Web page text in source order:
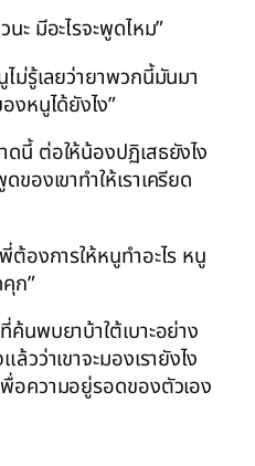
ะ มีอะไรจะพูดไหม”
ม่รู้เลยว่ายาพวกนี้มันมา
งหนูได้ยังไง”
นี้ ต่อให้น้องปฏิเสธยังไง
ของเขาทำให้เราเครียด
ต้องการให้หนูทำอะไร หนู
ก”
ค้นพบยาบ้าใต้เบาะอย่าง
วว่าเขาจะมองเรายังไง
พื่อความอยู่รอดของตัวเอง